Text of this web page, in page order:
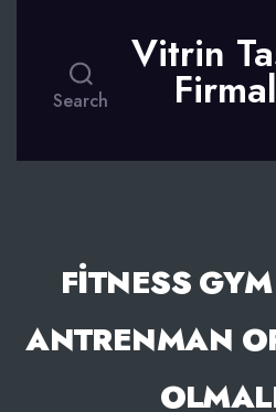
Search
Vitrin
FITNESS
ANTRENMAN